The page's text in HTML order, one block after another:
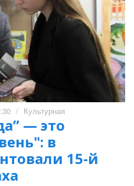
/ Культурная
— это
в
15-й